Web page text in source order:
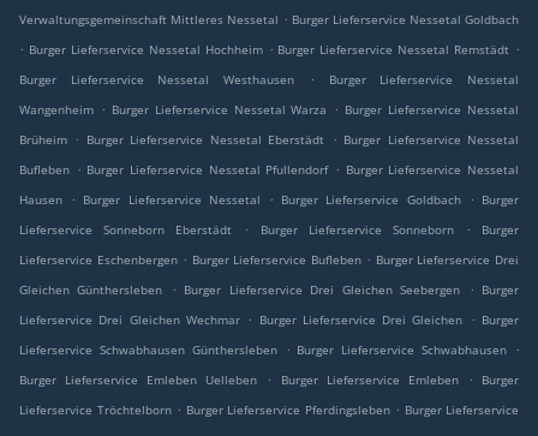
Verwaltungsgemeinschaft Mittleres Nessetal . Burger Lieferservice Nessetal Goldbach
. Burger Lieferservice Nessetal Hochheim . Burger Lieferservice Nessetal Remstädt .
Burger Lieferservice Nessetal Westhausen
.
Burger Lieferservice Nessetal
Wangenheim . Burger Lieferservice Nessetal Warza . Burger Lieferservice Nessetal
Brüheim . Burger Lieferservice Nessetal Eberstädt . Burger Lieferservice Nessetal
Bufleben . Burger Lieferservice Nessetal Pfullendorf . Burger Lieferservice Nessetal
Hausen
. Burger Lieferservice Nessetal . Burger Lieferservice Goldbach . Burger
Lieferservice Sonneborn Eberstädt
. Burger Lieferservice Sonneborn .
Burger
Lieferservice Eschenbergen . Burger Lieferservice Bufleben . Burger Lieferservice Drei
Gleichen Günthersleben
. Burger Lieferservice Drei Gleichen Seebergen . Burger
Lieferservice Drei Gleichen Wechmar . Burger Lieferservice Drei Gleichen . Burger
Lieferservice Schwabhausen Günthersleben
. Burger Lieferservice Schwabhausen
.
Burger Lieferservice Emleben Uelleben
. Burger Lieferservice Emleben .
Burger
Lieferservice Tröchtelborn . Burger Lieferservice Pferdingsleben . Burger Lieferservice